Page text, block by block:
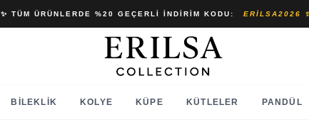
✨ TÜM ÜRÜNLERDE %20 GEÇERLI İNDIRIM KODU: ERILSA2026
BILEKLIK KOLYE KÜPE KÜTLELER PANDÜL